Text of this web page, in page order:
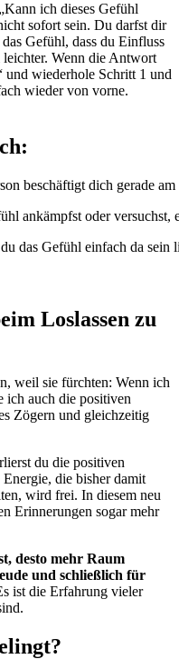
ich dieses Gefühl
sofort sein. Du darfst dir
Gefühl, dass du Einfluss
Wenn die Antwort
wiederhole Schritt 1 und
wieder von vorne.
beschäftigt dich gerade am
ankämpfst oder versuchst,
das Gefühl einfach da sein
Loslassen zu
weil sie fürchten: Wenn ich
ich auch die positiven
Zögern und gleichzeitig
du die positiven
die bisher damit
wird frei. In diesem neu
Erinnerungen sogar mehr
desto mehr Raum
und schließlich für
ist die Erfahrung vieler